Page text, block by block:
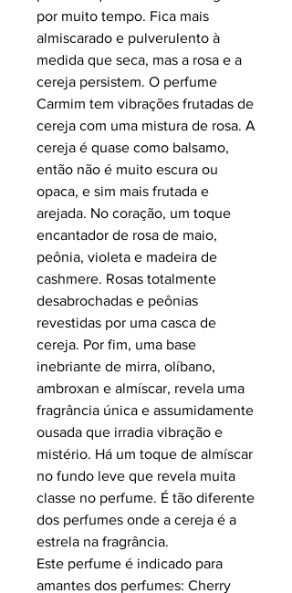
por muito tempo. Fica mais
almiscarado e pulverulento à
medida que seca, mas a rosa e a
cereja persistem. O perfume
Carmim tem vibrações frutadas de
cereja com uma mistura de rosa. A
cereja é quase como balsamo,
então não é muito escura ou
opaca, e sim mais frutada e
arejada. No coração, um toque
encantador de rosa de maio,
peônia, violeta e madeira de
cashmere. Rosas totalmente
desabrochadas e peônias
revestidas por uma casca de
cereja. Por fim, uma base
inebriante de mirra, olíbano,
ambroxan e almíscar, revela uma
fragrância única e assumidamente
ousada que irradia vibração e
mistério. Há um toque de almíscar
no fundo leve que revela muita
classe no perfume. É tão diferente
dos perfumes onde a cereja é a
estrela na fragrância.
Este perfume é indicado para
amantes dos perfumes: Cherry